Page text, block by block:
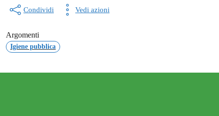
Condividi Vedi azioni
Argomenti
Igiene pubblica